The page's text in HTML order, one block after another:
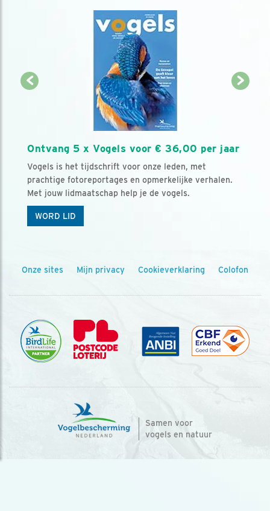
Ontvang 5 x Vogels voor € 36,00 per jaar
Vogels is het tijdschrift voor onze leden, met
prachtige fotoreportages en opmerkelijke verhalen.
Met jouw lidmaatschap help je de vogels.
WORD LID
Onze sites Mijn privacy Cookieverklaring Colofon
Samen voor
vogels en natuur